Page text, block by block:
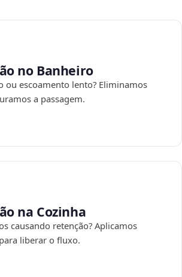
no Banheiro
ou escoamento lento? Eliminamos
a passagem.
na Cozinha
causando retenção? Aplicamos
liberar o fluxo.